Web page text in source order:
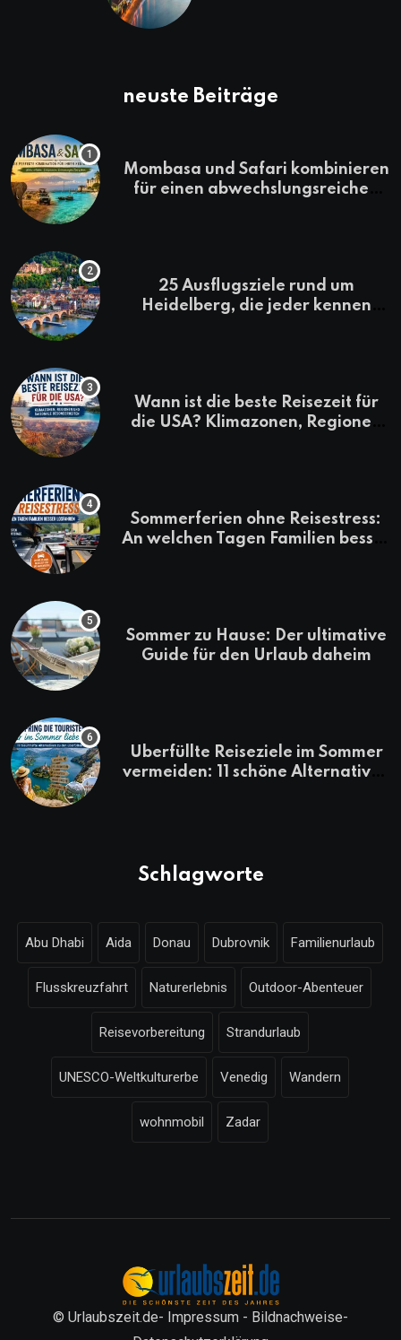
neuste Beiträge
Mombasa und Safari kombinieren
für einen abwechslungsreichen
25 Ausflugsziele rund um
Heidelberg, die jeder kennen
Wann ist die beste Reisezeit für
die USA? Klimazonen, Regionen
Sommerferien ohne Reisestress:
An welchen Tagen Familien besser
Sommer zu Hause: Der ultimative
Guide für den Urlaub daheim
Überfüllte Reiseziele im Sommer
vermeiden: 11 schöne Alternativen
Schlagworte
Abu Dhabi Aida Donau Dubrovnik Familienurlaub
Flusskreuzfahrt Naturerlebnis Outdoor-Abenteuer
Reisevorbereitung Strandurlaub
UNESCO-Weltkulturerbe Venedig Wandern
wohnmobil Zadar
© Urlaubszeit.de- Impressum - Bildnachweise-